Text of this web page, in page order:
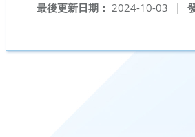
最後更新日期： 2024-10-03
|